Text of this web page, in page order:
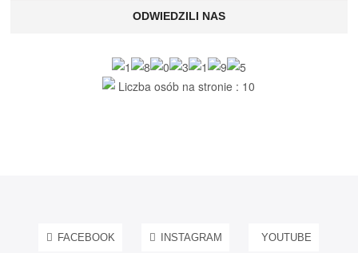
ODWIEDZILI NAS
Liczba osób na stronie : 10
FACEBOOK INSTAGRAM YOUTUBE